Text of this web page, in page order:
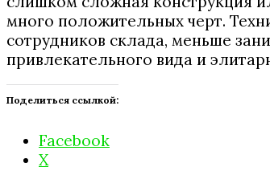
много положительных черт.
сотрудников склада, меньше
привлекательного вида и
Поделиться ссылкой:
Facebook
X